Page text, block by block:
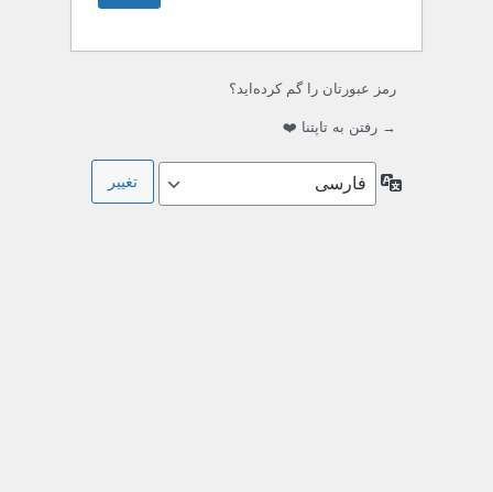
رمز عبورتان را گم کرده‌اید؟
→ رفتن به تاپتنا ❤️
زبان